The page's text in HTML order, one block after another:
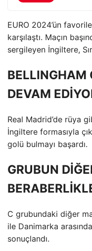
EURO 2024’ün
karşılaştı. Maçın
sergileyen İngiltere,
BELLINGHAM
DEVAM
Real Madrid’de rüya
İngiltere formasıyla
golü bulmayı başardı.
GRUBUN
C grubundaki diğer
ile Danimarka
sonuçlandı.